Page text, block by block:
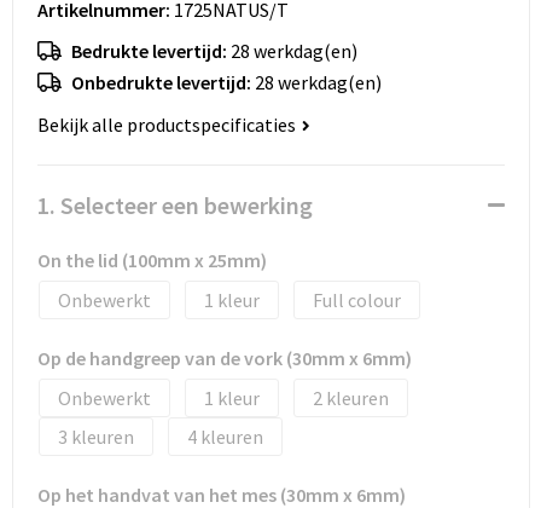
ICT
Landbouw
Reizen & recreatie
Scholen & Verenigingen
Sport
Huis, Tuin en Dier
Kantoor en bureauaccessoires
Geboorte, kinderen en speelgoed
Landbouw
Paraplu's en regenkleding
Safety
Schrijfwaren
Sport en Recreatie
Bodywarmers en vesten
Broeken, rokken en jurken
Dekens, Fleecedekens en Kussens
Fluo - Veiligheid
Gebreide truien / Gilets
Jassen
Kinderen
Kledingaccessoires
Eco gifts
Business gift SETS
Reizen & Recreatie
Sport
Scholen & Vereniging
Wellness en zorg
Zorg & Welzijn
Artikelnummer: 1725NATUS/T
Bedrukte levertijd: 28 werkdag(en)
Onbedrukte levertijd: 28 werkdag(en)
Bekijk alle productspecificaties
1. Selecteer een bewerking
On the lid (100mm x 25mm)
Onbewerkt
1 Full colour
Op de handgreep van de vork (30mm x 6mm)
Onbewerkt
1
2
3
4
Op het handvat van het mes (30mm x 6mm)